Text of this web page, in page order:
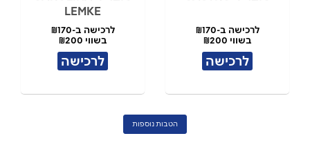
לרכישה ב-₪170
בשווי ₪200
לרכישה
LEMKE
לרכישה ב-₪170
בשווי ₪200
לרכישה
הטבות נוספות